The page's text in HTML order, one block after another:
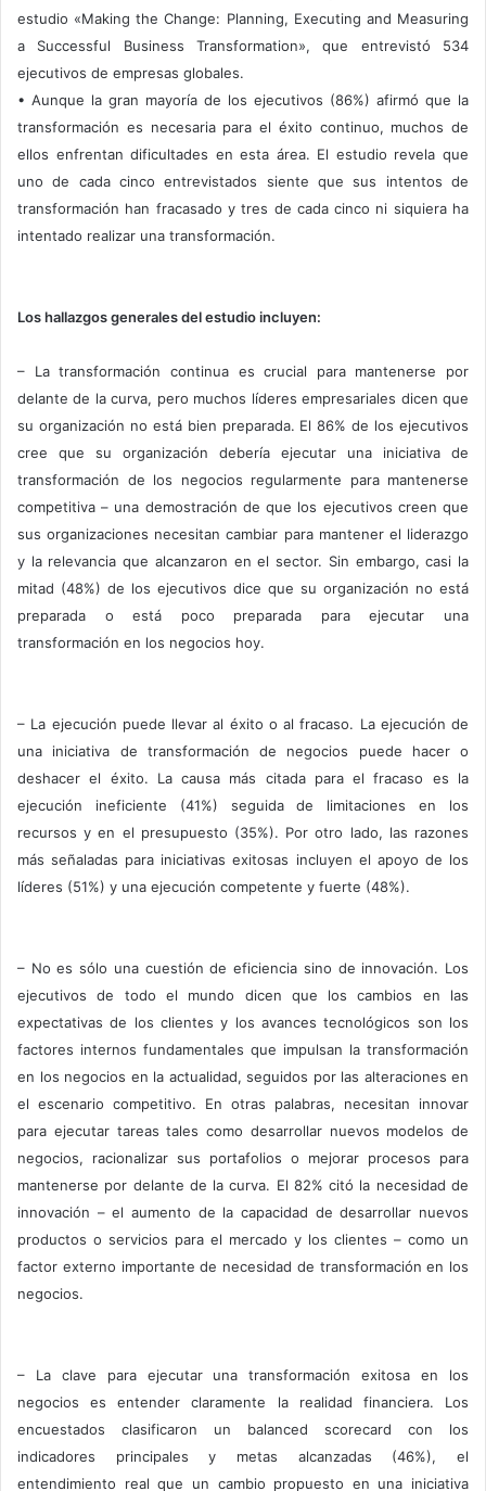
estudio «Making the Change: Planning, Executing and Measuring
a Successful Business Transformation», que entrevistó 534
ejecutivos de empresas globales.
• Aunque la gran mayoría de los ejecutivos (86%) afirmó que la
transformación es necesaria para el éxito continuo, muchos de
ellos enfrentan dificultades en esta área. El estudio revela que
uno de cada cinco entrevistados siente que sus intentos de
transformación han fracasado y tres de cada cinco ni siquiera ha
intentado realizar una transformación.
Los hallazgos generales del estudio incluyen:
– La transformación continua es crucial para mantenerse por
delante de la curva, pero muchos líderes empresariales dicen que
su organización no está bien preparada. El 86% de los ejecutivos
cree que su organización debería ejecutar una iniciativa de
transformación de los negocios regularmente para mantenerse
competitiva – una demostración de que los ejecutivos creen que
sus organizaciones necesitan cambiar para mantener el liderazgo
y la relevancia que alcanzaron en el sector. Sin embargo, casi la
mitad (48%) de los ejecutivos dice que su organización no está
preparada o está poco preparada para ejecutar una
transformación en los negocios hoy.
– La ejecución puede llevar al éxito o al fracaso. La ejecución de
una iniciativa de transformación de negocios puede hacer o
deshacer el éxito. La causa más citada para el fracaso es la
ejecución ineficiente (41%) seguida de limitaciones en los
recursos y en el presupuesto (35%). Por otro lado, las razones
más señaladas para iniciativas exitosas incluyen el apoyo de los
líderes (51%) y una ejecución competente y fuerte (48%).
– No es sólo una cuestión de eficiencia sino de innovación. Los
ejecutivos de todo el mundo dicen que los cambios en las
expectativas de los clientes y los avances tecnológicos son los
factores internos fundamentales que impulsan la transformación
en los negocios en la actualidad, seguidos por las alteraciones en
el escenario competitivo. En otras palabras, necesitan innovar
para ejecutar tareas tales como desarrollar nuevos modelos de
negocios, racionalizar sus portafolios o mejorar procesos para
mantenerse por delante de la curva. El 82% citó la necesidad de
innovación – el aumento de la capacidad de desarrollar nuevos
productos o servicios para el mercado y los clientes – como un
factor externo importante de necesidad de transformación en los
negocios.
– La clave para ejecutar una transformación exitosa en los
negocios es entender claramente la realidad financiera. Los
encuestados clasificaron un balanced scorecard con los
indicadores principales y metas alcanzadas (46%), el
entendimiento real que un cambio propuesto en una iniciativa